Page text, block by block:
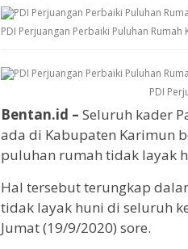
PDI Perjuangan Perbaiki Puluhan
PDI
Bentan.id – Seluruh kader
ada di Kabupaten Karimun
puluhan rumah tidak layak
Hal tersebut terungkap
tidak layak huni di seluruh
Jumat (19/9/2020) sore.